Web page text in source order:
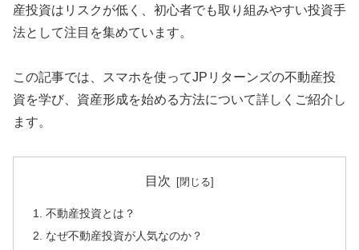
産投資はリスクが低く、初心者でも取り組みやすい投資手
法として注目を集めています。
この記事では、スマホを使ってJPリターンズの不動産投
資を学び、資産形成を始める方法について詳しくご紹介し
ます。
目次
不動産投資とは？
なぜ不動産投資が人気なのか？